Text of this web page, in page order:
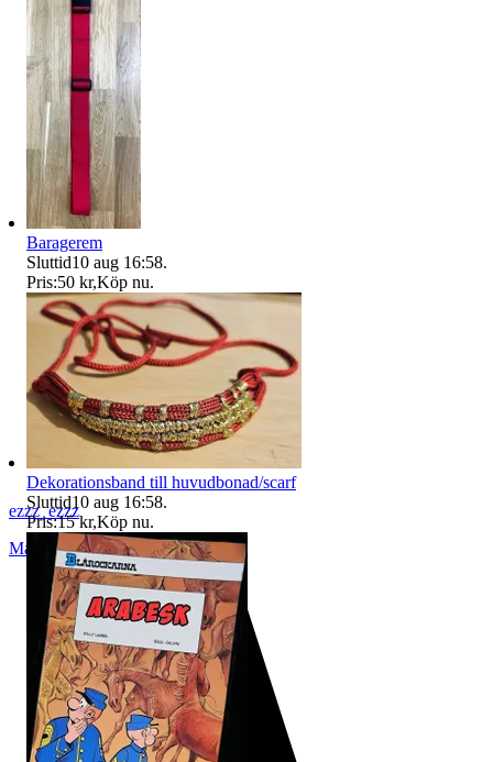
ezzz_ezzz
Malmö,Sverige
Baragerem
Sluttid10 aug 16:58.
Pris:50 kr,Köp nu.
Dekorationsband till huvudbonad/scarf
Sluttid10 aug 16:58.
Pris:15 kr,Köp nu.